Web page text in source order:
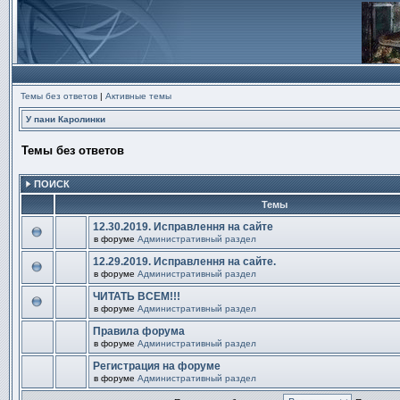
Темы без ответов | Активные темы
У пани Каролинки
Темы без ответов
ПОИСК
Темы
этой
новых
непрочитанных
12.30.2019. Исправлення на сайте
в форуме Административный раздел
этой
новых
непрочитанных
12.29.2019. Исправлення на сайте.
в форуме Административный раздел
этой
новых
непрочитанных
ЧИТАТЬ ВСЕМ!!!
в форуме Административный раздел
этой
новых
Правила форума
в форуме Административный раздел
этой
Регистрация на форуме
в форуме Административный раздел